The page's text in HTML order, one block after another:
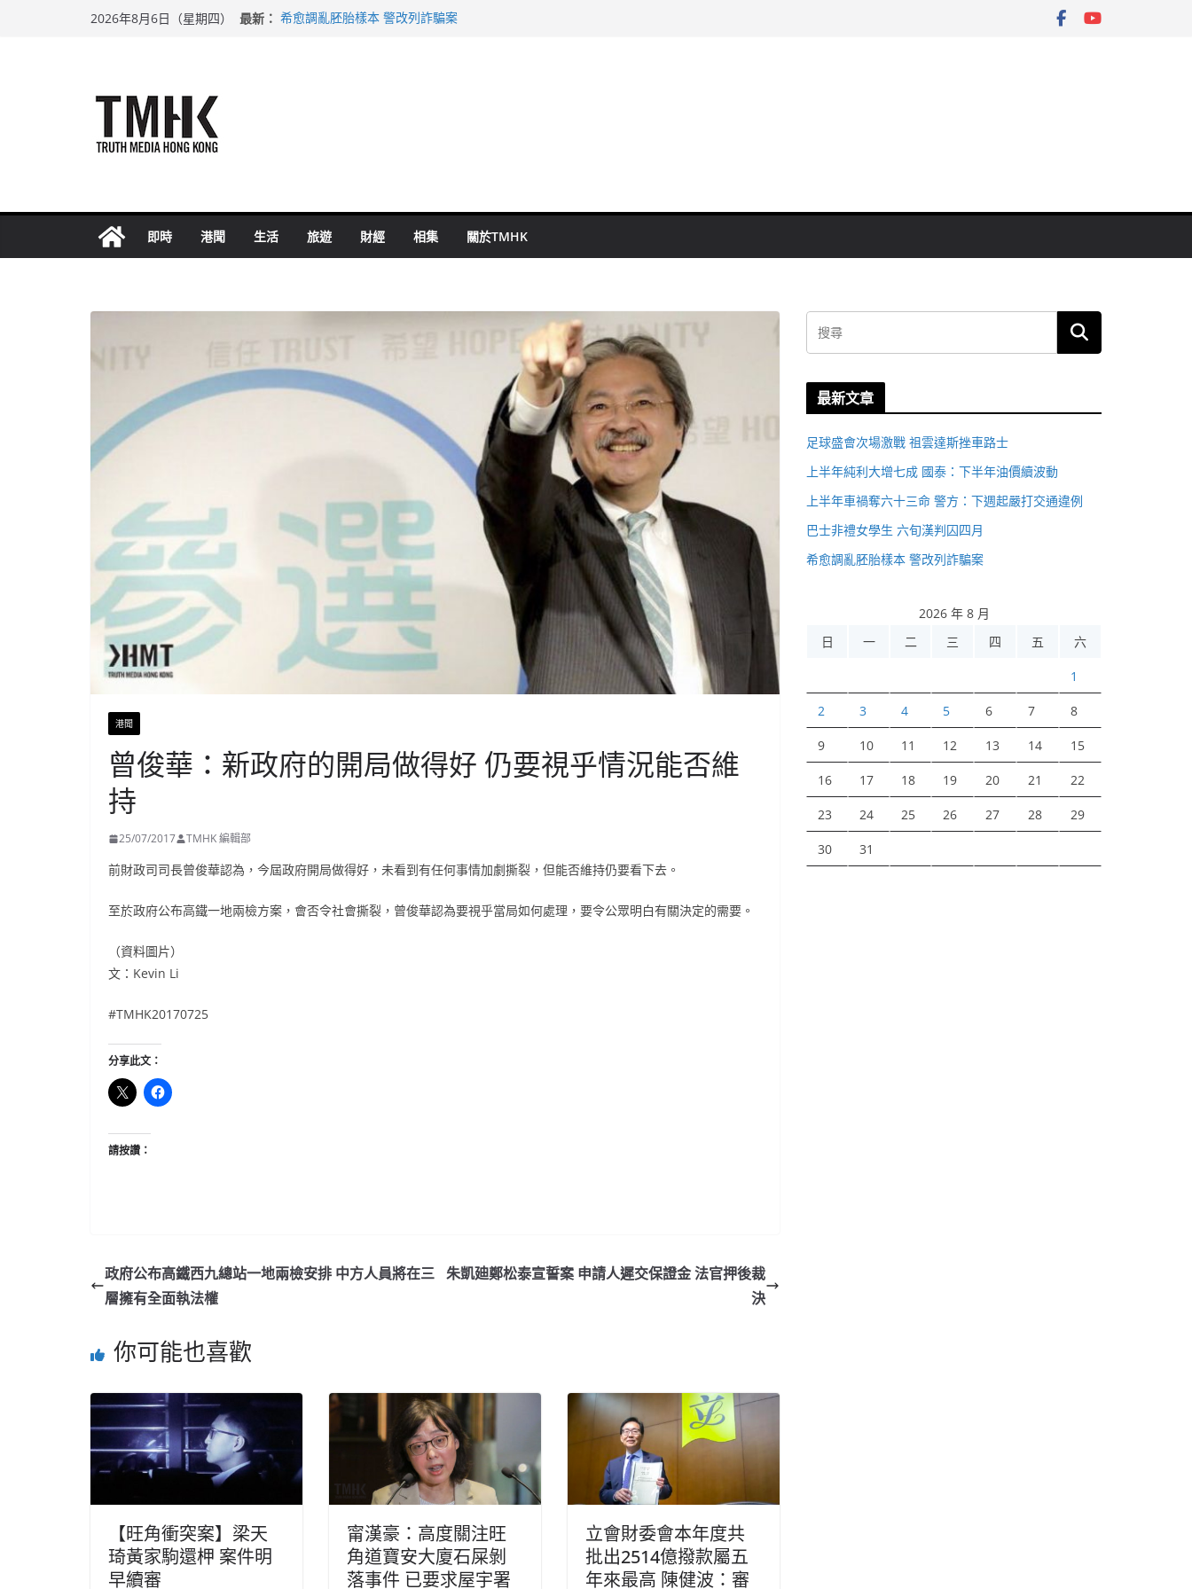
2026年8月6日（星期四） 最新： 希愈調亂胚胎樣本 警改列詐騙案
即時 港聞 生活 旅遊 財經 相集 關於TMHK
港聞
曾俊華：新政府的開局做得好 仍要視乎情況能否維
持
25/07/2017 TMHK 編輯部
前財政司司長曾俊華認為，今屆政府開局做得好，未看到有任何事情加劇撕裂，但能否維持仍要看下去。
至於政府公布高鐵一地兩檢方案，會否令社會撕裂，曾俊華認為要視乎當局如何處理，要令公眾明白有關決定的需要。
（資料圖片）
文： Kevin Li
#TMHK20170725
分享此文：
請按讚：
政府公布高鐵西九總站一地兩檢安排 中方人員將在三
層擁有全面執法權
朱凱廸鄭松泰宣誓案 申請人遲交保證金 法官押後裁
決
你可能也喜歡
【旺角衝突案】梁天
琦黃家駒還柙 案件明
早續審
甯漢豪：高度關注旺
角道寶安大廈石屎剝
落事件 已要求屋宇署
立會財委會本年度共
批出2514億撥款屬五
年來最高 陳健波：審
最新文章
足球盛會次場激戰 祖雲達斯挫車路士
上半年純利大增七成 國泰：下半年油價續波動
上半年車禍奪六十三命 警方：下週起嚴打交通違例
巴士非禮女學生 六旬漢判囚四月
希愈調亂胚胎樣本 警改列詐騙案
2026 年 8 月
日
一 二 三 四 五 六
1
2 3 4 5 6 7 8
9 10 11 12 13 14 15
16 17 18 19 20 21 22
23 24 25 26 27 28 29
30 31